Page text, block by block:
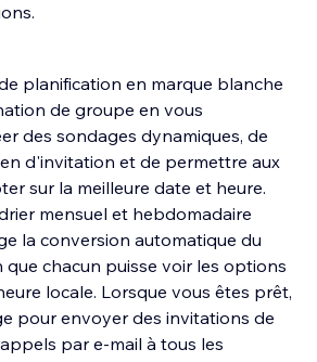
planification en marque blanche
de groupe en vous
des sondages dynamiques, de
d'invitation et de permettre aux
sur la meilleure date et heure.
mensuel et hebdomadaire
la conversion automatique du
que chacun puisse voir les options
locale. Lorsque vous êtes prêt,
pour envoyer des invitations de
par e-mail à tous les